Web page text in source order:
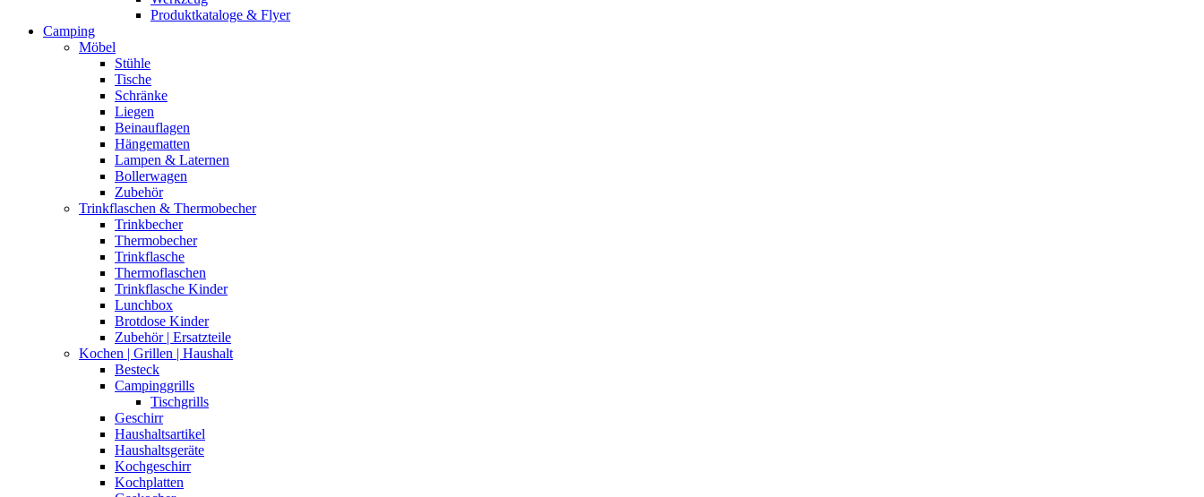
Produktkataloge & Flyer
Camping
Möbel
Stühle
Tische
Schränke
Liegen
Beinauflagen
Hängematten
Lampen & Laternen
Bollerwagen
Zubehör
Trinkflaschen & Thermobecher
Trinkbecher
Thermobecher
Trinkflasche
Thermoflaschen
Trinkflasche Kinder
Lunchbox
Brotdose Kinder
Zubehör | Ersatzteile
Kochen | Grillen | Haushalt
Besteck
Campinggrills
Tischgrills
Geschirr
Haushaltsartikel
Haushaltsgeräte
Kochgeschirr
Kochplatten